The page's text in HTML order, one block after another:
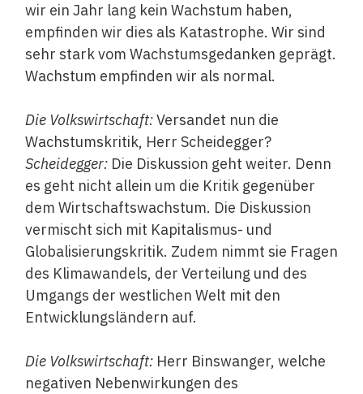
wir ein Jahr lang kein Wachstum haben,
empfinden wir dies als Katastrophe. Wir sind
sehr stark vom Wachstumsgedanken geprägt.
Wachstum empfinden wir als normal.
Die Volkswirtschaft:Versandet nun die
Wachstumskritik, Herr Scheidegger?
Scheidegger:Die Diskussion geht weiter. Denn
es geht nicht allein um die Kritik gegenüber
dem Wirtschaftswachstum. Die Diskussion
vermischt sich mit Kapitalismus- und
Globalisierungskritik. Zudem nimmt sie Fragen
des Klimawandels, der Verteilung und des
Umgangs der westlichen Welt mit den
Entwicklungsländern auf.
Die Volkswirtschaft:Herr Binswanger, welche
negativen Nebenwirkungen des